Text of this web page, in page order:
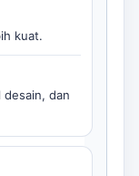
kuat.
desain, dan